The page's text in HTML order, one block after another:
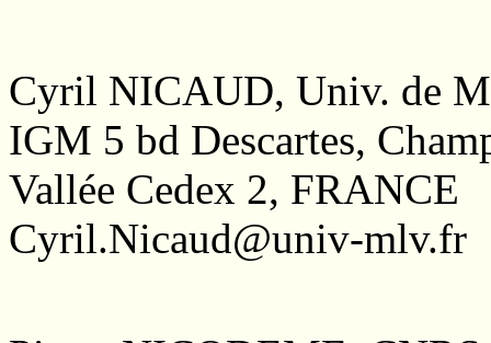
Cyril NICAUD, Univ. de
IGM 5 bd Descartes,
Vallée Cedex 2, FRANCE
Cyril.Nicaud@univ-mlv.fr